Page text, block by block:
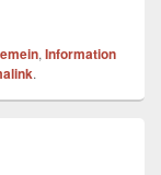
, Information
.